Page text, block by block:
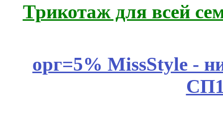
Трикотаж для всей
орг=5% MissStyle -